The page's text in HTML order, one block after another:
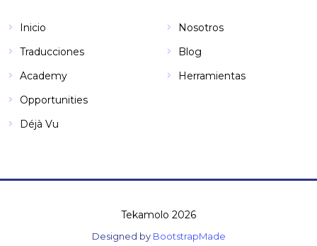
Inicio
Traducciones
Academy
Opportunities
Déjà Vu
Nosotros
Blog
Herramientas
Tekamolo 2026
Designed by BootstrapMade